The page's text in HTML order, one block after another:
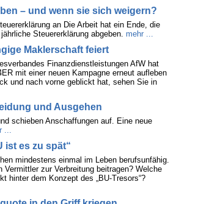
– und wenn sie sich weigern?
an Die Arbeit hat ein Ende, die
Steuererklärung abgeben. mehr ...
Maklerschaft feiert
Finanzdienstleistungen AfW hat
mit einer neuen Kampagne erneut aufleben
und nach vorne geblickt hat, sehen Sie in
und Ausgehen
schieben Anschaffungen auf. Eine neue
...
ist es zu spät“
mindestens einmal im Leben berufsunfähig.
zur Verbreitung beitragen? Welche
hinter dem Konzept des „BU-Tresors“?